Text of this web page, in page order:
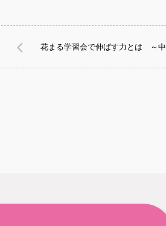
花まる学習会で伸ばす力とは ～